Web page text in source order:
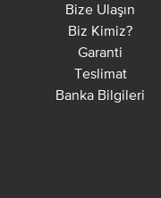
Bize Ulaşın
Biz Kimiz?
Garanti
Teslimat
Banka Bilgileri